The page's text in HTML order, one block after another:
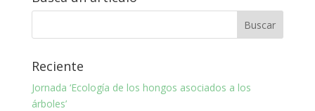
Reciente
Jornada ‘Ecología de los hongos asociados a los
árboles’